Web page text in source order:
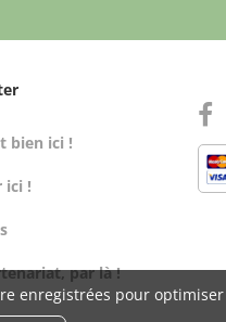
enregistrées pour
bien ici !
ici !
par là !